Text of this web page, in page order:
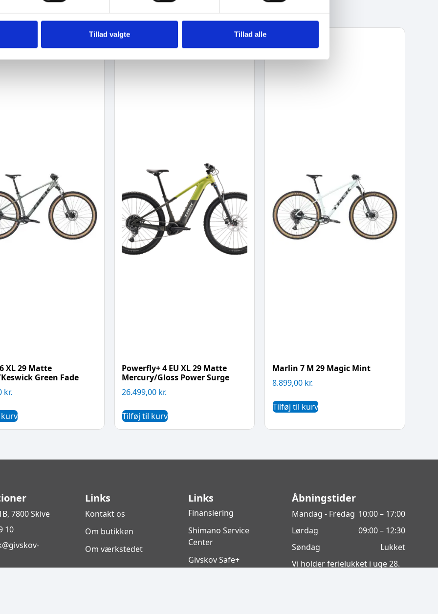
Tillad valgte Tillad alle
XL 29 Matte
Green Fade
kr.
Powerfly+ 4 EU XL 29 Matte
Mercury/Gloss Power Surge
26.499,00 kr.
Tilføj til kurv
Marlin 7 M 29 Magic Mint
8.899,00 kr.
Tilføj til kurv
7800 Skive
10
Links
Kontakt os
Om butikken
Om værkstedet
Links
Finansiering
Shimano Service
Center
Givskov Safe+
Åbningstider
Mandag - Fredag 10:00 – 17:00
Lørdag
09:00 – 12:30
Søndag
Lukket
Vi holder ferielukket i uge 28.